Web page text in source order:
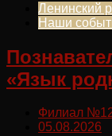
Ленинский
Наши
«Язык
Филиал
05.08.2026